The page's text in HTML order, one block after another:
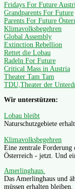
Fridays For Future
Grandparents For Future
Parents For Future
Klimavolksbegehren
Global Assembly
Extinction Rebellion
Rettet die Lobau
Radeln For Future
Critical Mass in Austria
Theater Tam Tam
TDU,Theater der
Wir unterstützen:
Lobau bleibt
Naturschutzgebiete
Klimavolksbegehren
Eine zentrale Forderung
Österreich - jetzt. Und
Amerlinghaus.
Das Amerlinghaus und
müssen erhalten bleiben.